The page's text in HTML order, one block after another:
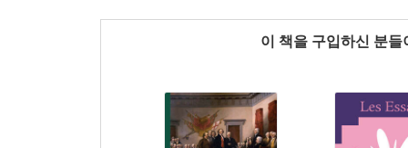
이 책을 구입하신 분